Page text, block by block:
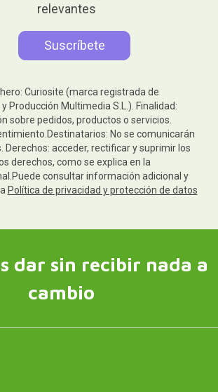
relevantes
Curiosite (marca registrada de
Producción Multimedia S.L.). Finalidad:
sobre pedidos, productos o servicios.
No se comunicarán
Derechos: acceder, rectificar y suprimir los
derechos, como se explica en la
consultar información adicional y
Política de privacidad y protección de datos
dar sin recibir nada a
cambio